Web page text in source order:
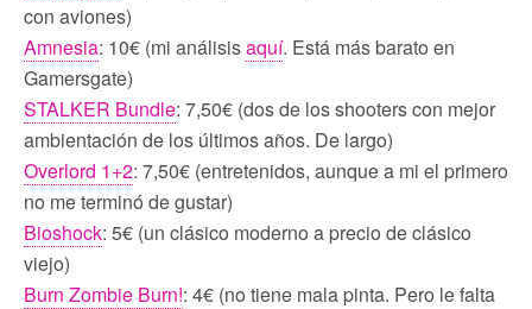
con aviones)
Amnesia: 10€ (mi análisisaquí. Está más barato en
Gamersgate)
STALKER Bundle: 7,50€ (dos de los shooters con mejor
ambientación de los últimos años. De largo)
Overlord 1+2: 7,50€ (entretenidos, aunque a mi el primero
no me terminó de gustar)
Bioshock: 5€ (un clásico moderno a precio de clásico
viejo)
Burn Zombie Burn!: 4€ (no tiene mala pinta. Pero le falta